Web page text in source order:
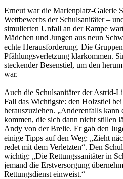
Erneut war die Marienplatz-Galerie
Wettbewerbs der Schulsanitäter –
simulierten Unfall an der Rampe
Mädchen und Jungen aus neun
echte Herausforderung. Die
Pfählungsverletzung klarkommen.
steckender Besenstiel, um den
war.
Auch die Schulsanitäter der Astrid-
Fall das Wichtigste: den Holzstiel
herauszuziehen. „Anderenfalls kann
kommen, die sich dann nicht stillen
Andy von der Brelie. Er gab den
einige Tipps auf den Weg: „Zieht
redet mit dem Verletzten“. Den
wichtig: „Die Rettungssanitäter in
jemand die Erstversorgung
Rettungsdienst einweist.“